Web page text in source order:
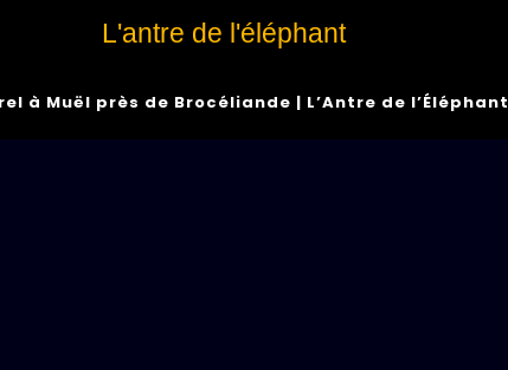
L'antre de l'éléphant
à Muël près de Brocéliande | L’Antre de l’Éléphant